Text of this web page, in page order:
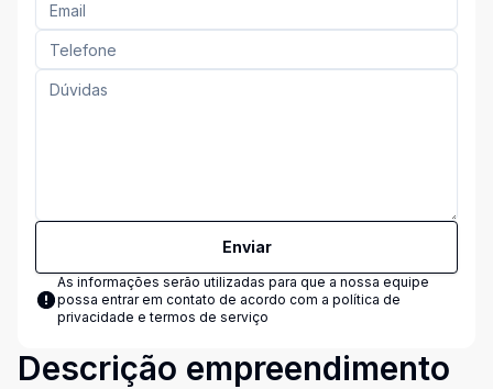
Enviar
As informações serão utilizadas para que a nossa equipe
possa entrar em contato de acordo com a política de
privacidade e termos de serviço
Descrição empreendimento